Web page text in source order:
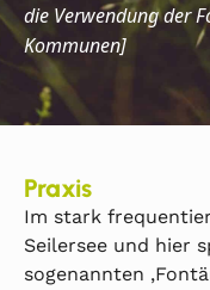
die Verwendung der
Kommunen]
Praxis
Im stark
Seilersee und hier
sogenannten